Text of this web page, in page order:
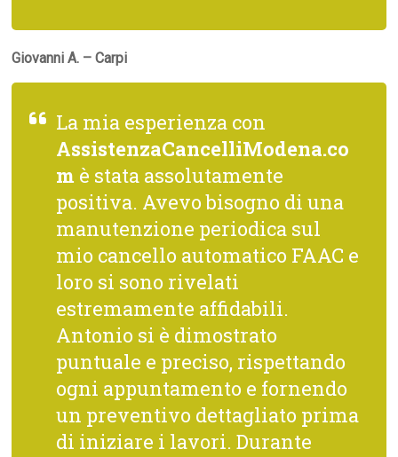
Giovanni A. – Carpi
La mia esperienza con
AssistenzaCancelliModena.co
m è stata assolutamente
positiva. Avevo bisogno di una
manutenzione periodica sul
mio cancello automatico FAAC e
loro si sono rivelati
estremamente affidabili.
Antonio si è dimostrato
puntuale e preciso, rispettando
ogni appuntamento e fornendo
un preventivo dettagliato prima
di iniziare i lavori. Durante